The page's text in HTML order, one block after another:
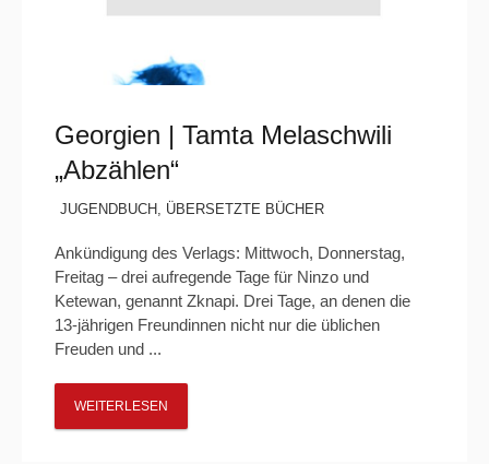
Georgien | Tamta Melaschwili
„Abzählen“
JUGENDBUCH , ÜBERSETZTE BÜCHER
Ankündigung des Verlags: Mittwoch, Donnerstag,
Freitag – drei aufregende Tage für Ninzo und
Ketewan, genannt Zknapi. Drei Tage, an denen die
13-jährigen Freundinnen nicht nur die üblichen
Freuden und ...
WEITERLESEN